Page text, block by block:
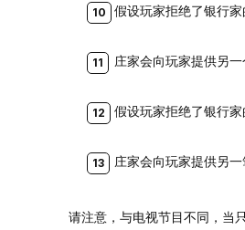
假设玩家拒绝了银行
庄家会向玩家提供另
假设玩家拒绝了银行
庄家会向玩家提供另
请注意，与电视节目不同，当